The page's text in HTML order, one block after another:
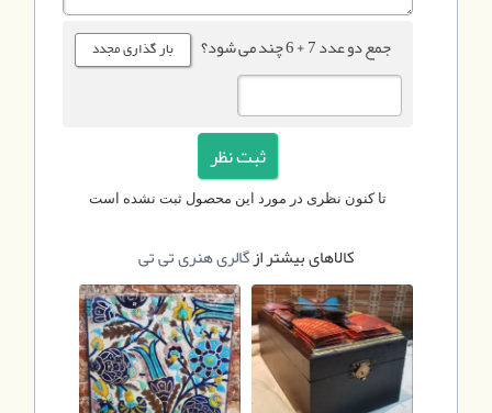
جمع دو عدد 7 + 6 چند می شود؟
تا کنون نظری در مورد این محصول ثبت نشده است
کالاهای بیشتر ازگالری هنری تی تی